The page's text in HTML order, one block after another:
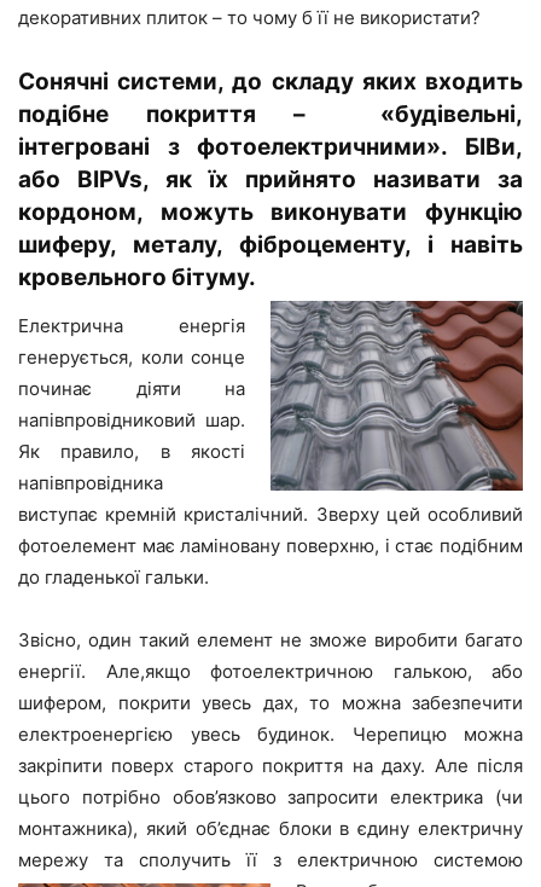
декоративних плиток – то чому б її не використати?
Сонячні системи, до складу яких входить
подібне покриття – «будівельні,
інтегровані з фотоелектричними». БІВи,
або BIPVs, як їх прийнято називати за
кордоном, можуть виконувати функцію
шиферу, металу, фіброцементу, і навіть
кровельного бітуму.
Електрична енергія
генерується, коли сонце
починає діяти на
напівпровідниковий шар.
Як правило, в якості
напівпровідника
виступає кремній кристалічний. Зверху цей особливий
фотоелемент має ламіновану поверхню, і стає подібним
до гладенької гальки.
Звісно, один такий елемент не зможе виробити багато
енергії. Але,якщо фотоелектричною галькою, або
шифером, покрити увесь дах, то можна забезпечити
електроенергією увесь будинок. Черепицю можна
закріпити поверх старого покриття на даху. Але після
цього потрібно обов’язково запросити електрика (чи
монтажника), який об’єднає блоки в єдину електричну
мережу та сполучить її з електричною системою